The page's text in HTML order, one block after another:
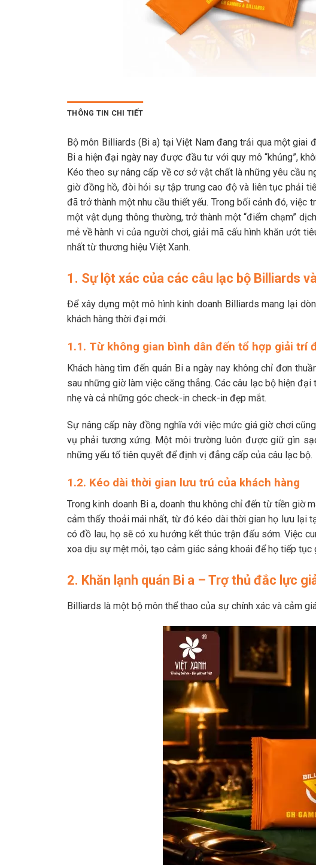
THÔNG TIN CHI TIẾT
Bộ môn Billiards (Bi a) tại Việt Nam đang trải qua một giai
Bi a hiện đại ngày nay được đầu tư với quy mô “khủng”,
Kéo theo sự nâng cấp về cơ sở vật chất là những yêu cầu
giờ đồng hồ, đòi hỏi sự tập trung cao độ và liên tục phải
đã trở thành một nhu cầu thiết yếu. Trong bối cảnh đó, việc
một vật dụng thông thường, trở thành một “điểm chạm”
mẻ về hành vi của người chơi, giải mã cấu hình khăn ướt
nhất từ thương hiệu Việt Xanh.
1. Sự lột xác của các câu lạc bộ Billiards
Để xây dựng một mô hình kinh doanh Billiards mang lại
khách hàng thời đại mới.
1.1. Từ không gian bình dân đến tổ hợp giải trí
Khách hàng tìm đến quán Bi a ngày nay không chỉ đơn
sau những giờ làm việc căng thẳng. Các câu lạc bộ hiện
nhẹ và cả những góc check-in check-in đẹp mắt.
Sự nâng cấp này đồng nghĩa với việc mức giá giờ chơi
vụ phải tương xứng. Một môi trường luôn được giữ gìn
những yếu tố tiên quyết để định vị đẳng cấp của câu lạc bộ.
1.2. Kéo dài thời gian lưu trú của khách hàng
Trong kinh doanh Bi a, doanh thu không chỉ đến từ tiền giờ
cảm thấy thoải mái nhất, từ đó kéo dài thời gian họ lưu lại
có đồ lau, họ sẽ có xu hướng kết thúc trận đấu sớm. Việc
xoa dịu sự mệt mỏi, tạo cảm giác sảng khoái để họ tiếp tục
2. Khăn lạnh quán Bi a – Trợ thủ đắc lực
Billiards là một bộ môn thể thao của sự chính xác và cảm